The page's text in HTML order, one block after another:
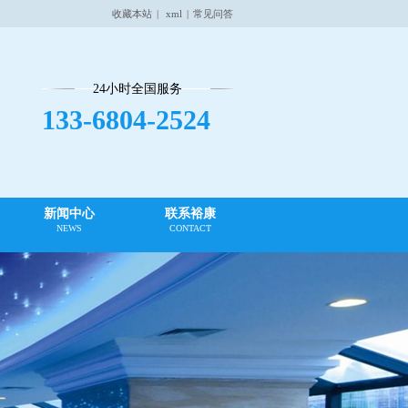
收藏本站 | xml | 常见问答
24小时全国服务
133-6804-2524
新闻中心
NEWS
联系裕康
CONTACT